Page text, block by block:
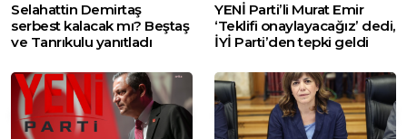
Selahattin Demirtaş
serbest kalacak mı? Beştaş
ve Tanrıkulu yanıtladı
YENİ Parti’li Murat Emir
‘Teklifi onaylayacağız’ dedi,
İYİ Parti’den tepki geldi